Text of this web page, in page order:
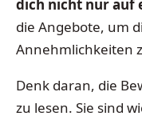
dich nicht nur auf
die Angebote, um
Annehmlichkeiten
Denk daran, die
zu lesen. Sie sind